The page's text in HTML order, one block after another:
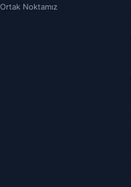
Ortak Noktamız